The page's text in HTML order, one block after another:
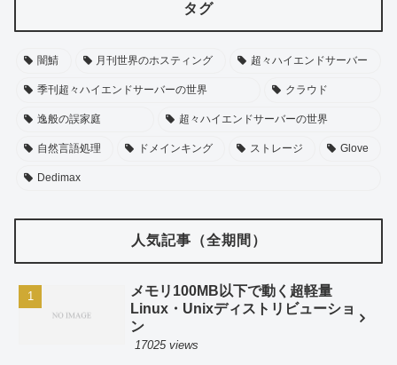
タグ
闇鯖 月刊世界のホスティング 超々ハイエンドサーバー
季刊超々ハイエンドサーバーの世界 クラウド
逸般の誤家庭 超々ハイエンドサーバーの世界
自然言語処理 ドメインキング ストレージ Glove
Dedimax
人気記事（全期間）
メモリ100MB以下で動く超軽量
Linux・Unixディストリビューショ
ン
17025 views